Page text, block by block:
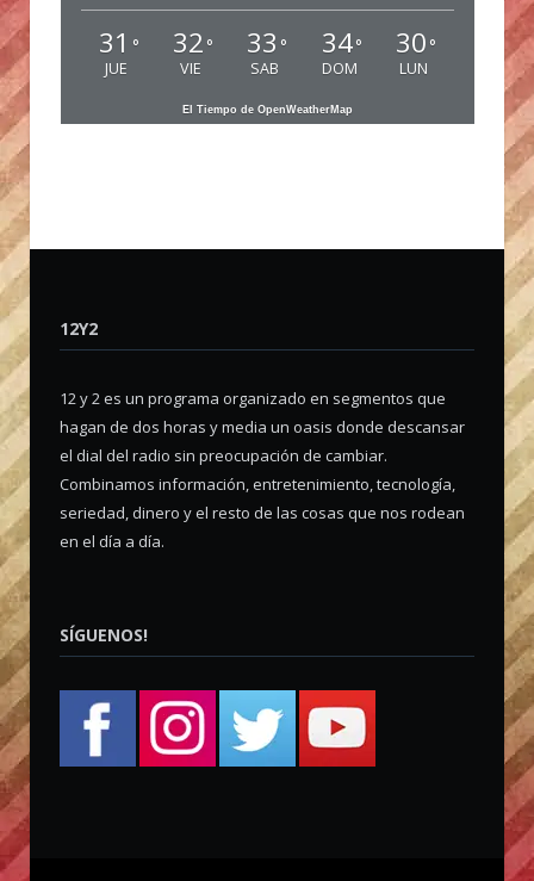
31 °
JUE
32 °
VIE
33 °
SAB
34°
DOM
30 °
LUN
El Tiempo de OpenWeatherMap
12Y2
12 y 2 es un programa organizado en segmentos que
hagan de dos horas y media un oasis donde descansar
el dial del radio sin preocupación de cambiar.
Combinamos información, entretenimiento, tecnología,
seriedad, dinero y el resto de las cosas que nos rodean
en el día a día.
SÍGUENOS!